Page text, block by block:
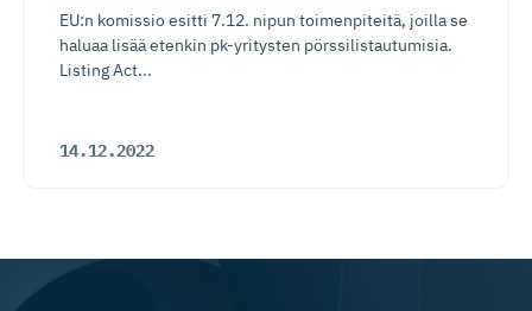
EU:n komissio esitti 7.12. nipun toimenpiteitä, joilla se
haluaa lisää etenkin pk-yritysten pörssilistautumisia.
Listing Act...
14.12.2022